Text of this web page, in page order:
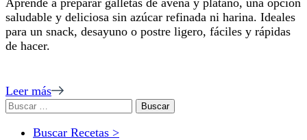
galletas
de
avena
saludable y deliciosa sin azúcar refinada ni harina. Ideales
para un snack, desayuno o postre ligero, fáciles y rápidas
de hacer.
Leer más
Buscar:
Buscar Recetas >